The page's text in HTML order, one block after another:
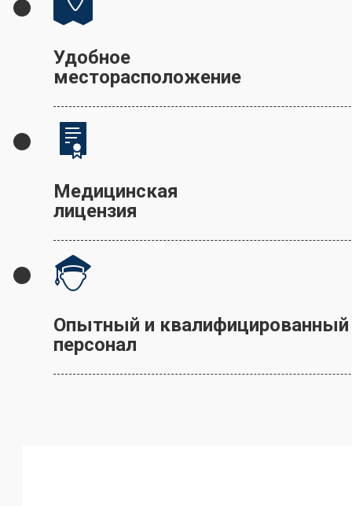
Удобное
месторасположение
Медицинская
лицензия
Опытный и квалифицированный
персонал